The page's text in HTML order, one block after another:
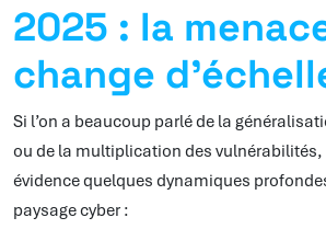
2025 : la
change
Si l’on a beaucoup parlé de la
ou de la multiplication des vulnérabilités,
évidence quelques dynamiques
paysage cyber :